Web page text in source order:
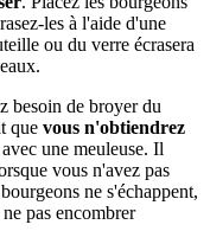
les à l'aide d'une
ou du verre écrasera
besoin de broyer du
que vous n'obtiendrez
une meuleuse. Il
vous n'avez pas
ne s'échappent,
pas encombrer